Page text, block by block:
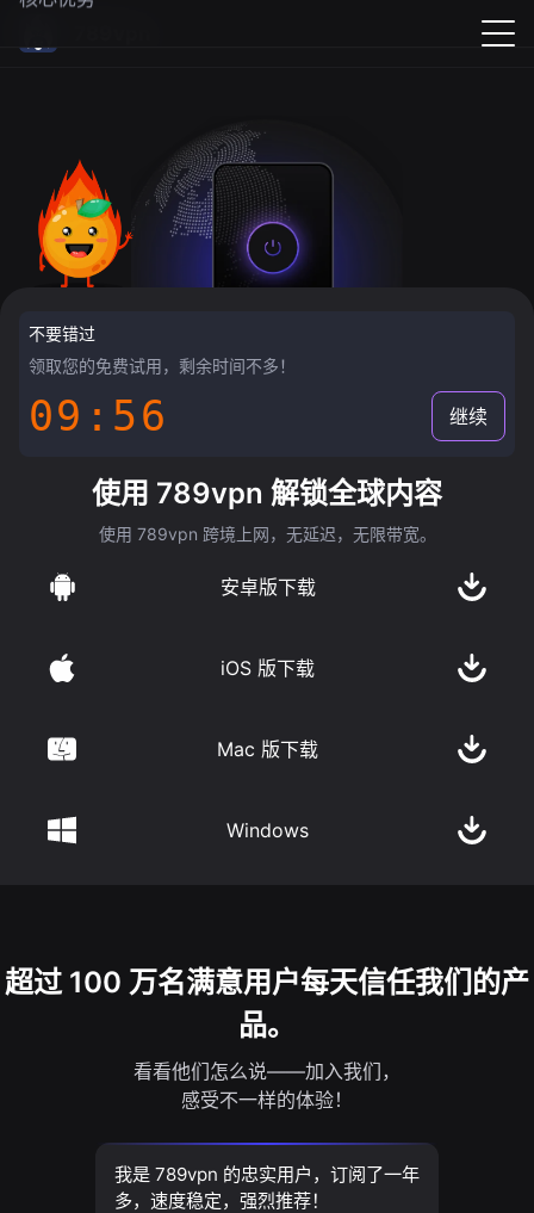
不要错过
领取您的免费试用，剩余时间不多！
09:55 继续
使用 789vpn 解锁全球内容
使用 789vpn 跨境上网，无延迟，无限带宽。
安卓版下载
iOS 版下载
Mac 版下载
Windows
超过 100 万名满意用户每天信任我们的产
品。
看看他们怎么说——加入我们，
感受不一样的体验！
我是 789vpn 的忠实用户，订阅了一年
多，速度稳定，强烈推荐！